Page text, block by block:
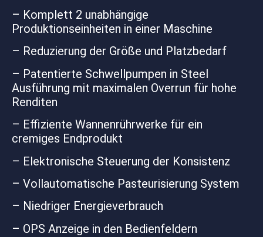
– Komplett 2 unabhängige
Produktionseinheiten in einer Maschine
– Reduzierung der Größe und Platzbedarf
– Patentierte Schwellpumpen in Steel
Ausführung mit maximalen Overrun für hohe
Renditen
– Effiziente Wannenrührwerke für ein
cremiges Endprodukt
– Elektronische Steuerung der Konsistenz
– Vollautomatische Pasteurisierung System
– Niedriger Energieverbrauch
– OPS Anzeige in den Bedienfeldern